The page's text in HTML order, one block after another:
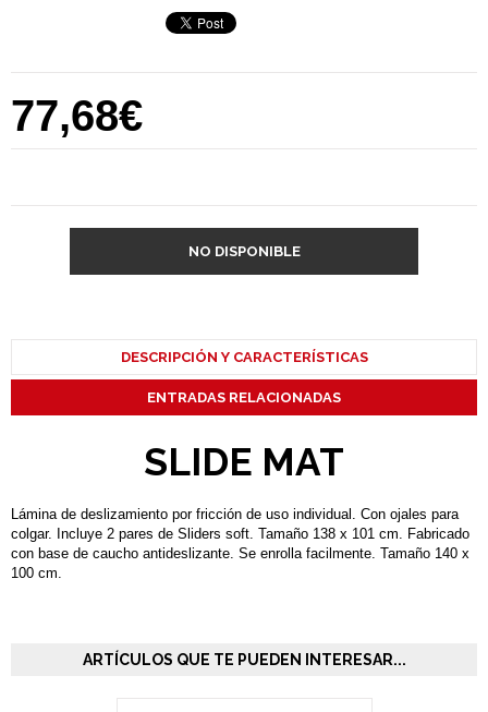
77,68€
NO DISPONIBLE
DESCRIPCIÓN Y CARACTERÍSTICAS
ENTRADAS RELACIONADAS
SLIDE MAT
Lámina de deslizamiento por fricción de uso individual. Con ojales para
colgar. Incluye 2 pares de Sliders soft. Tamaño 138 x 101 cm. Fabricado
con base de caucho antideslizante. Se enrolla facilmente. Tamaño 140 x
100 cm.
ARTÍCULOS QUE TE PUEDEN INTERESAR...